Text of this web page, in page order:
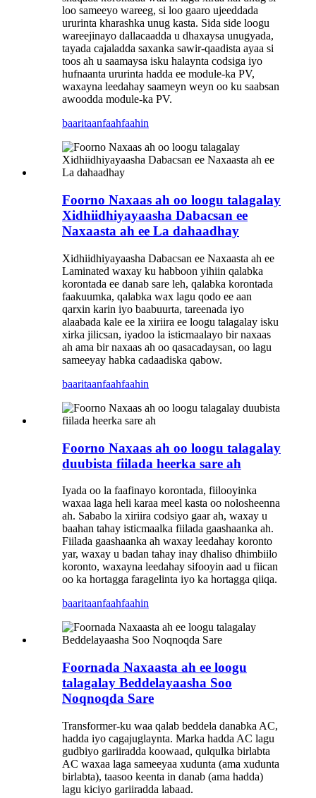
loo sameeyo wareeg, si loo gaaro ujeeddada
ururinta kharashka unug kasta. Sida side loogu
wareejinayo dallacaadda u dhaxaysa unugyada,
tayada cajaladda saxanka sawir-qaadista ayaa si
toos ah u saamaysa isku halaynta codsiga iyo
hufnaanta ururinta hadda ee module-ka PV,
waxayna leedahay saameyn weyn oo ku saabsan
awoodda module-ka PV.
baaritaanfaahfaahin
Foorno Naxaas ah oo loogu talagalay
Xidhiidhiyayaasha Dabacsan ee
Naxaasta ah ee La dahaadhay
Xidhiidhiyayaasha Dabacsan ee Naxaasta ah ee
Laminated waxay ku habboon yihiin qalabka
korontada ee danab sare leh, qalabka korontada
faakuumka, qalabka wax lagu qodo ee aan
qarxin karin iyo baabuurta, tareenada iyo
alaabada kale ee la xiriira ee loogu talagalay isku
xirka jilicsan, iyadoo la isticmaalayo bir naxaas
ah ama bir naxaas ah oo qasacadaysan, oo lagu
sameeyay habka cadaadiska qabow.
baaritaanfaahfaahin
Foorno Naxaas ah oo loogu talagalay
duubista fiilada heerka sare ah
Iyada oo la faafinayo korontada, fiilooyinka
waxaa laga heli karaa meel kasta oo nolosheenna
ah. Sababo la xiriira codsiyo gaar ah, waxay u
baahan tahay isticmaalka fiilada gaashaanka ah.
Fiilada gaashaanka ah waxay leedahay koronto
yar, waxay u badan tahay inay dhaliso dhimbiilo
koronto, waxayna leedahay sifooyin aad u fiican
oo ka hortagga faragelinta iyo ka hortagga qiiqa.
baaritaanfaahfaahin
Foornada Naxaasta ah ee loogu
talagalay Beddelayaasha Soo
Noqnoqda Sare
Transformer-ku waa qalab beddela danabka AC,
hadda iyo cagajuglaynta. Marka hadda AC lagu
gudbiyo gariiradda koowaad, qulqulka birlabta
AC waxaa laga sameeyaa xudunta (ama xudunta
birlabta), taasoo keenta in danab (ama hadda)
lagu kiciyo gariiradda labaad.